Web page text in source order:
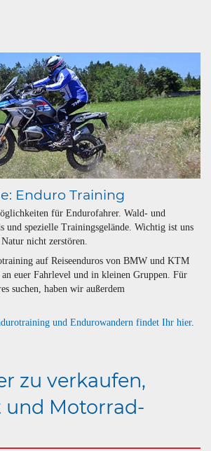
Enduro Training
für Endurofahrer. Wald- und
und spezielle Trainingsgelände. Wichtig ist uns
nicht zerstören.
auf Reiseenduros von BMW und KTM
an euer Fahrlevel und in kleinen Gruppen. Für
suchen, haben wir außerdem
und Endurowandern findet Ihr hier.
zu verkaufen,
und Motorrad-